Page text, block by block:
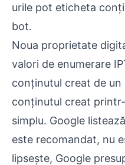
urile pot eticheta
bot.
Noua proprietate
valori de enumerare
conținutul creat de
conținutul creat
simplu. Google
este recomandat, nu
lipsește, Google